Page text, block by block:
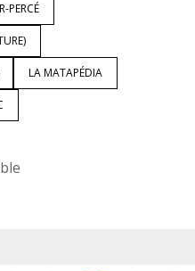
PERCÉ
LA MATAPÉDIA